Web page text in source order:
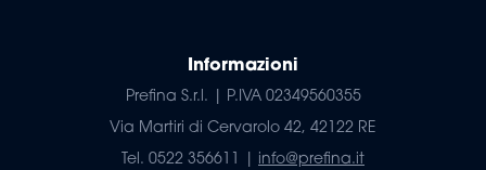
Informazioni
Prefina S.r.l. | P.IVA 02349560355
Via Martiri di Cervarolo 42, 42122 RE
Tel. 0522 356611 | info@prefina.it